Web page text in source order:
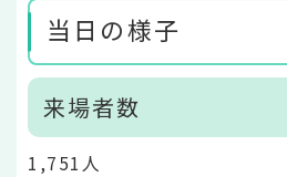
当日の様子
来場者数
1,751人